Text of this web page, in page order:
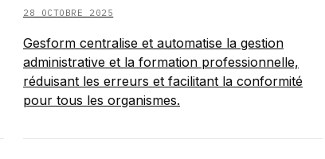
28 OCTOBRE 2025
Gesform centralise et automatise la gestion
administrative et la formation professionnelle,
réduisant les erreurs et facilitant la conformité
pour tous les organismes.